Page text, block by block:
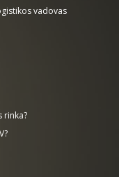
vadovas
rinka?